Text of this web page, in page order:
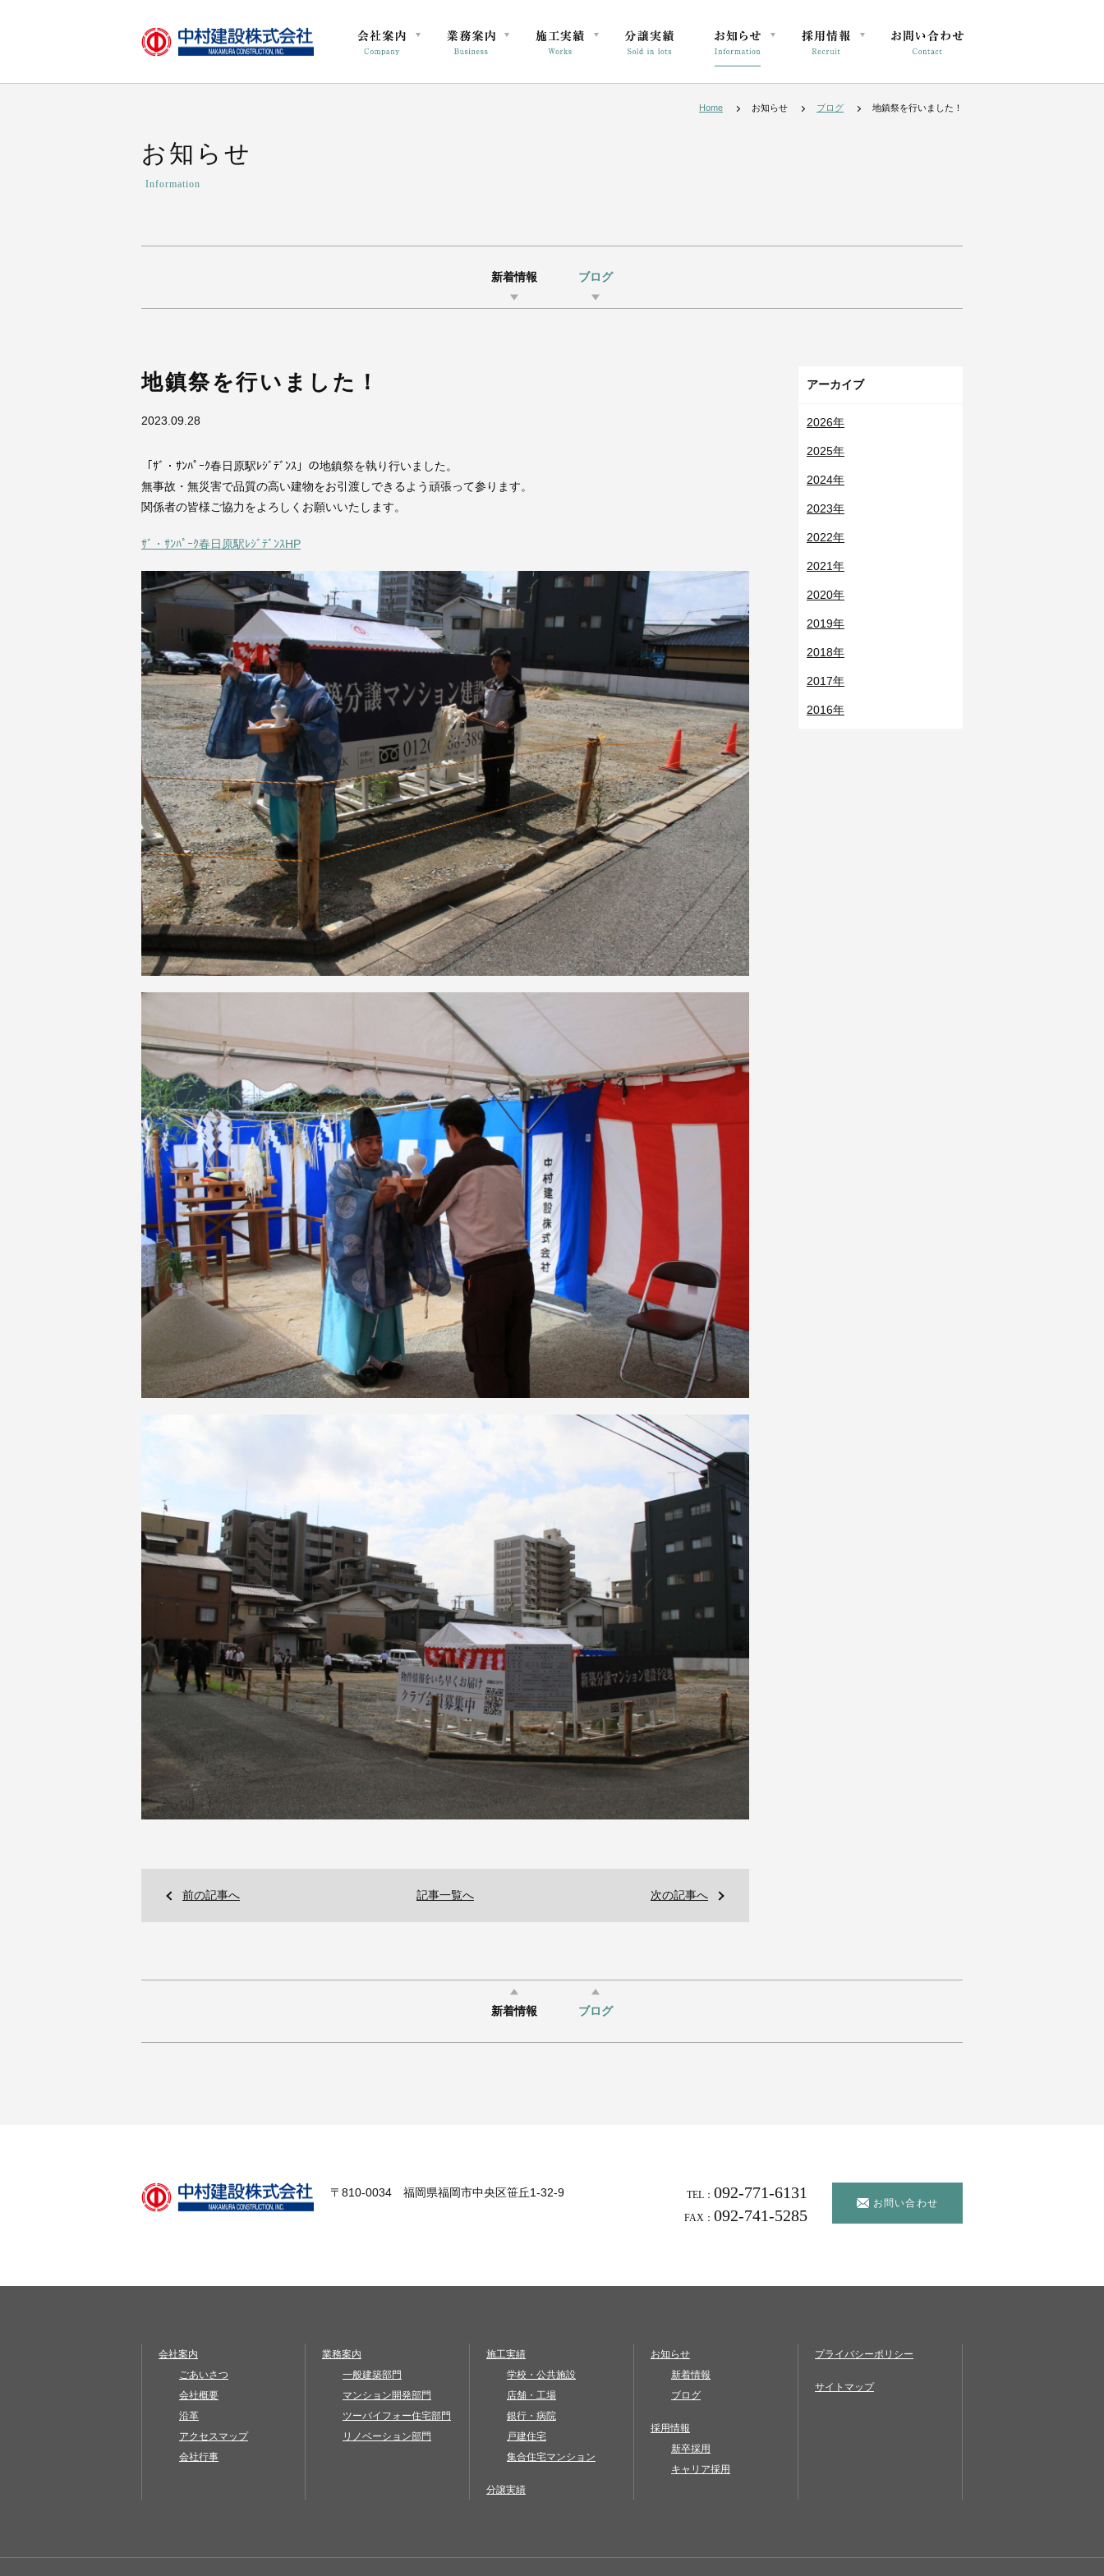
Home お知らせ ブログ 地鎮祭を行いました！
お知らせ
Information
新着情報 ブログ
地鎮祭を行いました！
2023.09.28
「ｻﾞ・ｻﾝﾊﾟｰｸ春日原駅ﾚｼﾞﾃﾞﾝｽ」の地鎮祭を執り行いました。
無事故・無災害で品質の高い建物をお引渡しできるよう頑張って参ります。
関係者の皆様ご協力をよろしくお願いいたします。
ｻﾞ・ｻﾝﾊﾟｰｸ春日原駅ﾚｼﾞﾃﾞﾝｽHP
前の記事へ 次の記事へ
記事一覧へ
アーカイブ
2026年
2025年
2024年
2023年
2022年
2021年
2020年
2019年
2018年
2017年
2016年
新着情報 ブログ
〒810-0034 福岡県福岡市中央区笹丘1-32-9 TEL： 092-771-6131
FAX： 092-741-5285
お問い合わせ
会社案内
ごあいさつ
会社概要
沿革
アクセスマップ
会社行事
業務案内
一般建築部門
マンション開発部門
ツーバイフォー住宅部門
リノベーション部門
施工実績
学校・公共施設
店舗・工場
銀行・病院
戸建住宅
集合住宅マンション
分譲実績
お知らせ
新着情報
ブログ
採用情報
新卒採用
キャリア採用
プライバシーポリシー
サイトマップ